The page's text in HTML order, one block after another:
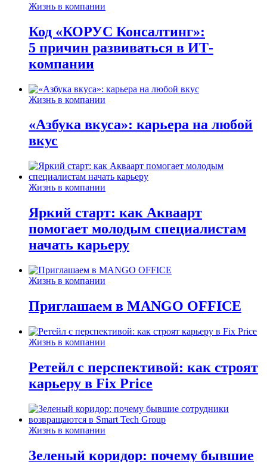
Жизнь в компании
Код «КОРУС Консалтинг»:
5 причин развиваться в ИТ-
компании
Жизнь в компании
«Азбука вкуса»: карьера на любой
вкус
Жизнь в компании
Яркий старт: как Акваарт
помогает молодым специалистам
начать карьеру
Жизнь в компании
Приглашаем в MANGO OFFICE
Жизнь в компании
Ретейл с перспективой: как строят
карьеру в Fix Price
Жизнь в компании
Зеленый коридор: почему бывшие